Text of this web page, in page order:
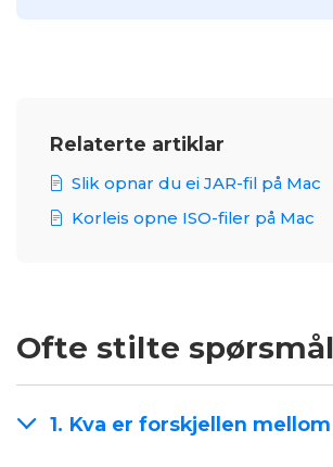
Relaterte artiklar
Slik opnar du ei JAR-fil på Mac
Korleis opne ISO-filer på Mac
Ofte stilte spørsmål
1. Kva er forskjellen